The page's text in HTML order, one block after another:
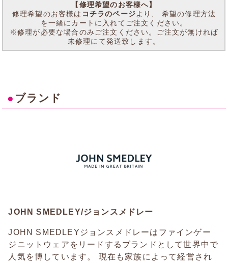
【修理希望のお客様へ】
修理希望のお客様は コチラのページより、 希望の修理方法
を一緒にカートに入れてご注文ください。
※修理が必要な場合のみご注文ください。ご注文が無ければ
未修理にて発送致します。
● ブランド
JOHN SMEDLEY/ジョンスメドレー
JOHN SMEDLEYジョンスメドレーはファインゲー
ジニットウェアをリードするブランドとして世界中で
人気を博しています。 現在も家族によって経営され